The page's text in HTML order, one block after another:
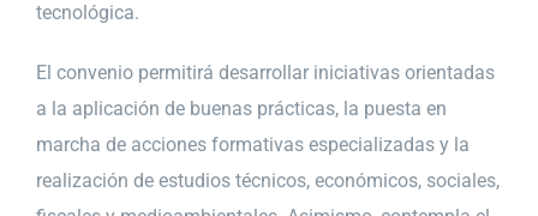
tecnológica.
El convenio permitirá desarrollar iniciativas orientadas
a la aplicación de buenas prácticas, la puesta en
marcha de acciones formativas especializadas y la
realización de estudios técnicos, económicos, sociales,